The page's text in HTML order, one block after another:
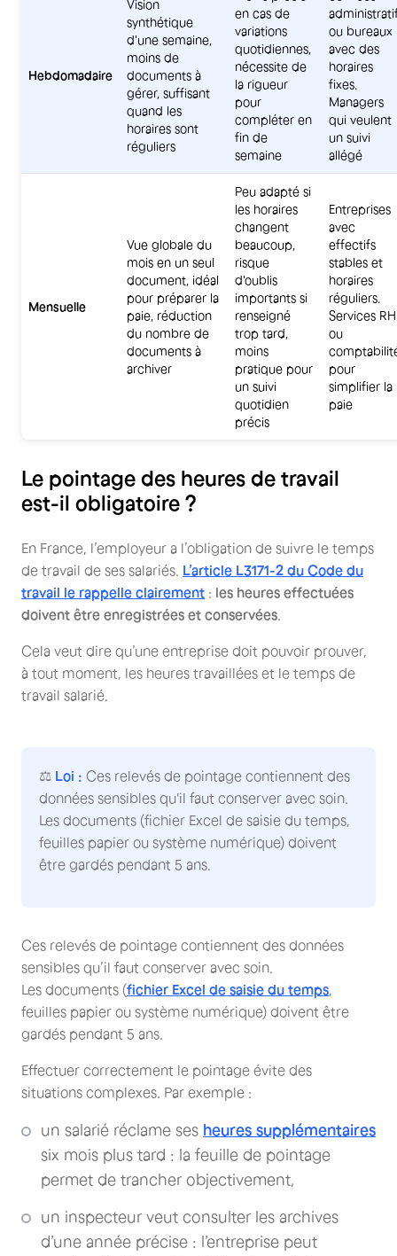
Hebdomadaire
Vision
synthétique
d'une semaine,
moins de
documents à
gérer, suffisant
quand les
horaires sont
réguliers
en cas de
variations
quotidiennes,
nécessite de
la rigueur
pour
compléter en
fin de
semaine
ou bureaux
avec des
horaires
fixes.
Managers
qui veulent
un suivi
allégé
Mensuelle
Vue globale du
mois en un seul
document, idéal
pour préparer la
paie, réduction
du nombre de
documents à
archiver
Peu adapté si
les horaires
changent
beaucoup,
risque
d'oublis
importants si
renseigné
trop tard,
moins
pratique pour
un suivi
quotidien
précis
Entreprises
avec
effectifs
stables et
horaires
réguliers.
Services RH
ou
pour
simplifier la
paie
Le pointage des heures de travail
est-il obligatoire ?
En France, l’employeur a l’obligation de suivre le temps
de travail de ses salariés. L’article L3171-2 du Code du
travail le rappelle clairement : les heures effectuées
doivent être enregistrées et conservées
Cela veut dire qu’une entreprise doit pouvoir prouver,
à tout moment, les heures travaillées et le temps de
travail salarié.
⚖️ Loi : Ces relevés de pointage contiennent des
données sensibles qu'il faut conserver avec soin.
Les documents (fichier Excel de saisie du temps,
feuilles papier ou système numérique) doivent
être gardés pendant 5 ans.
Ces relevés de pointage contiennent des données
sensibles qu’il faut conserver avec soin.
Les documents (fichier Excel de saisie du temps
feuilles papier ou système numérique) doivent être
gardés pendant 5 ans.
Effectuer correctement le pointage évite des
situations complexes. Par exemple :
un salarié réclame ses heures supplémentaires
six mois plus tard : la feuille de pointage
permet de trancher objectivement,
un inspecteur veut consulter les archives
d’une année précise : l’entreprise peut